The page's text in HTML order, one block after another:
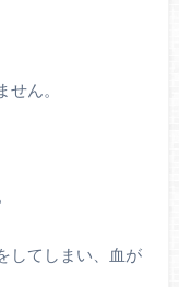
ん。
してしまい、血が